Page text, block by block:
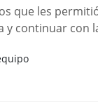
que les
y continuar con